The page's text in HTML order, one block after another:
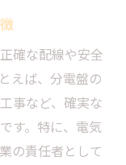
確な配線や安全
えば、分電盤の
事など、確実な
す。特に、電気
の責任者として